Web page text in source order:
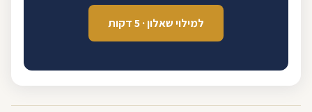
למילוי שאלון · 5 דקות